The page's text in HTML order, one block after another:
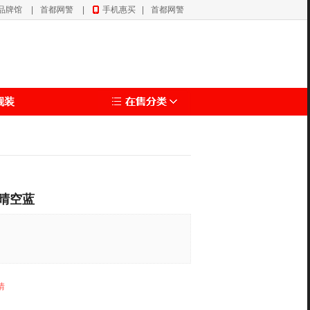
牌馆 首都网警 手机惠买 首都网警
装
空蓝